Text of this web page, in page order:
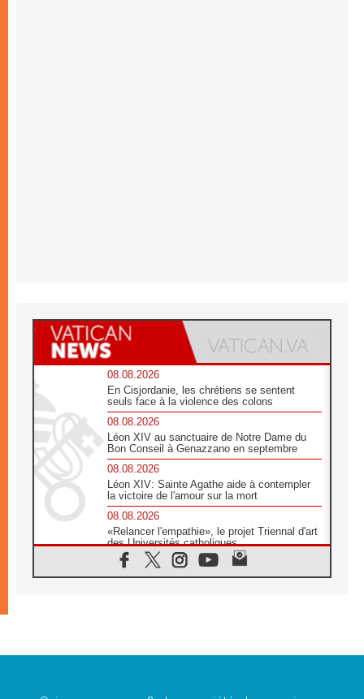
08.08.2026
En Cisjordanie, les chrétiens se sentent
seuls face à la violence des colons
08.08.2026
Léon XIV au sanctuaire de Notre Dame du
Bon Conseil à Genazzano en septembre
08.08.2026
Léon XIV: Sainte Agathe aide à contempler
la victoire de l'amour sur la mort
08.08.2026
«Relancer l'empathie», le projet Triennal d'art
des Universités catholiques
08.08.2026
Signis 2026, donner la parole aux religieuses
07.08.2026